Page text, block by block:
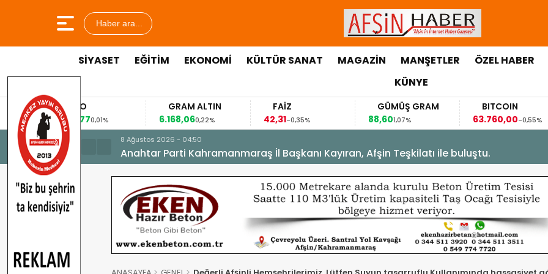
Haber ara...
SİYASET EĞİTİM EKONOMİ KÜLTÜR SANAT MAGAZİN MANŞETLER ÖZEL HABER
KÜNYE
EURO
53,84770,01%
GRAM ALTIN
6.168,06
0,22% -0,35%
GÜMÜŞ GRAM
1,07%
BITCOIN
63.760,00
-0,55%
8 Ağustos 2026 - 04:50
Anahtar Parti Kahramanmaraş İl Başkanı Kayıran, Afşin Teşkilatı ile buluştu.